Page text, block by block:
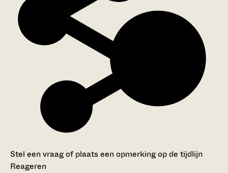
Stel een vraag of plaats een opmerking op de tijdlijn
Reageren